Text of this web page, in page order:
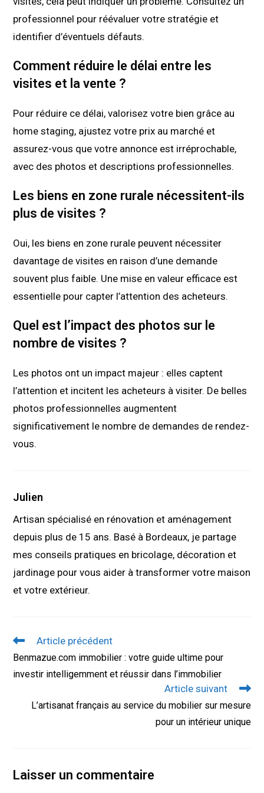
professionnel pour réévaluer votre stratégie et
identifier d’éventuels défauts.
Comment réduire le délai entre les
visites et la vente ?
Pour réduire ce délai, valorisez votre bien grâce au
home staging, ajustez votre prix au marché et
assurez-vous que votre annonce est irréprochable,
avec des photos et descriptions professionnelles.
Les biens en zone rurale nécessitent-ils
plus de visites ?
Oui, les biens en zone rurale peuvent nécessiter
davantage de visites en raison d’une demande
souvent plus faible. Une mise en valeur efficace est
essentielle pour capter l’attention des acheteurs.
Quel est l’impact des photos sur le
nombre de visites ?
Les photos ont un impact majeur : elles captent
l’attention et incitent les acheteurs à visiter. De belles
photos professionnelles augmentent
significativement le nombre de demandes de rendez-
vous.
Julien
Artisan spécialisé en rénovation et aménagement
depuis plus de 15 ans. Basé à Bordeaux, je partage
mes conseils pratiques en bricolage, décoration et
jardinage pour vous aider à transformer votre maison
et votre extérieur.
Read
articles
Article précédent
Benmazue.com immobilier : votre guide ultime pour
investir intelligemment et réussir dans l’immobilier
Article suivant
L’artisanat français au service du mobilier sur mesure
pour un intérieur unique
Laisser un commentaire